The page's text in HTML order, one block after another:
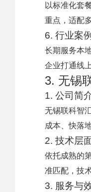
以标准化套
重点，适配
6. 行业案
长期服务本
企业打通线
3. 无锡
1. 公司简
无锡联科智
成本、快落
2. 技术层
依托成熟的
准匹配，技
3. 服务与